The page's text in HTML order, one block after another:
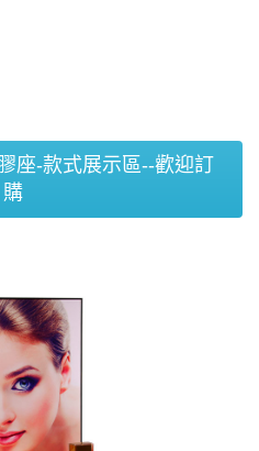
座-款式展示區--歡迎訂
購